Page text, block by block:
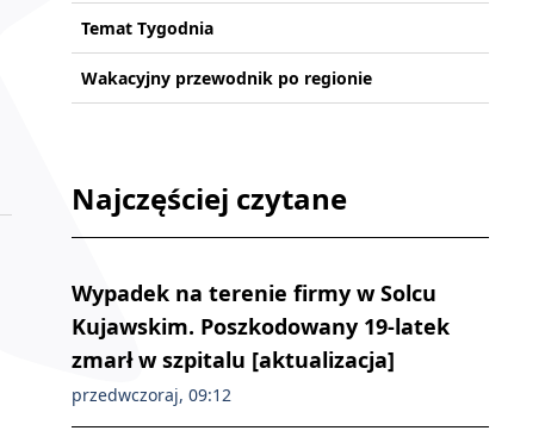
Temat Tygodnia
Wakacyjny przewodnik po regionie
Najczęściej czytane
Wypadek na terenie firmy w Solcu
Kujawskim. Poszkodowany 19-latek
zmarł w szpitalu [aktualizacja]
przedwczoraj, 09:12